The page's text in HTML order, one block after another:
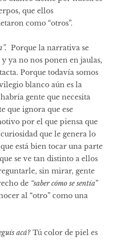
que ellos
como “otros”.
Porque la narrativa se
ya no nos ponen en jaulas,
Porque todavía somos
blanco aún es la
gente que necesita
que ignora que ese
por el que piensa que
que le genera lo
está bien tocar una parte
se ve tan distinto a ellos
sin mirar, gente
de “saber cómo se sentía”
al “otro” como una
acá? Tú color de piel es